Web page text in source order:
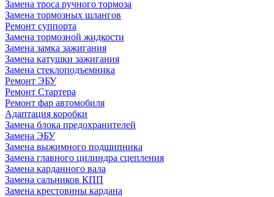
Замена троса ручного тормоза
Замена тормозных шлангов
Ремонт суппорта
Замена тормозной жидкости
Замена замка зажигания
Замена катушки зажигания
Замена стеклоподъемника
Ремонт ЭБУ
Ремонт Стартера
Ремонт фар автомобиля
Адаптация коробки
Замена блока предохранителей
Замена ЭБУ
Замена выжимного подшипника
Замена главного цилиндра сцепления
Замена карданного вала
Замена сальников КПП
Замена крестовины кардана